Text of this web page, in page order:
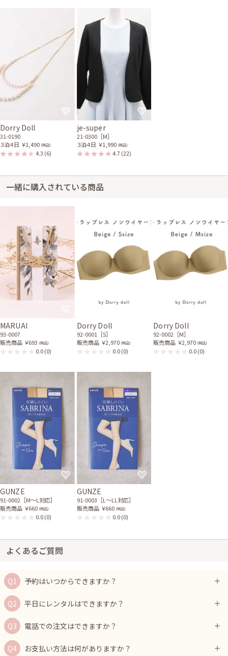
ブラックのV開きノーカラ
ーボレロ
21-0300
ブラックのパールとビジュ
ー付きバッグ
51-0099
Dorry Doll
31-0190
３泊４日 ￥1,490 (税込)
4.3 (6)
je-super
21-0300［M］
３泊４日 ￥1,990 (税込)
4.7(22)
一緒に購入されている商品
MARUAI
93-0007
販売商品 ￥693 (税込)
0.0(0)
Dorry Doll
92-0001［S］
販売商品 ￥2,970 (税込)
0.0(0)
Dorry Doll
92-0002［M］
販売商品 ￥2,970 (税込)
0.0(0)
GUNZE
91-0002［M〜L対応］
販売商品 ￥660 (税込)
0.0(0)
GUNZE
91-0003［L〜LL対応］
販売商品 ￥660 (税込)
0.0(0)
よくあるご質問
予約はいつからできますか？
平日にレンタルはできますか？
電話での注文はできますか？
お支払い方法は何がありますか？